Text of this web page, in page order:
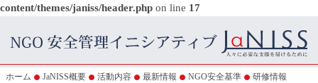
content/themes/janiss/header.php on line 17
ホーム JaNISS概要 活動内容 最新情報 NGO安全基準
研修情報